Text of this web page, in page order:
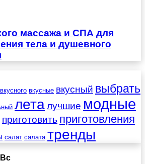
массажа и СПА для
тела и душевного
вкусного вкусные вкусный выбрать
леталучшие модные
приготовить приготовления
салат салата тренды
Вс